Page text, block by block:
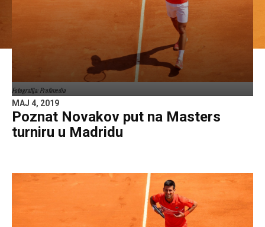
Fotografija: Profimedia
MAJ 4, 2019
Poznat Novakov put na Masters
turniru u Madridu